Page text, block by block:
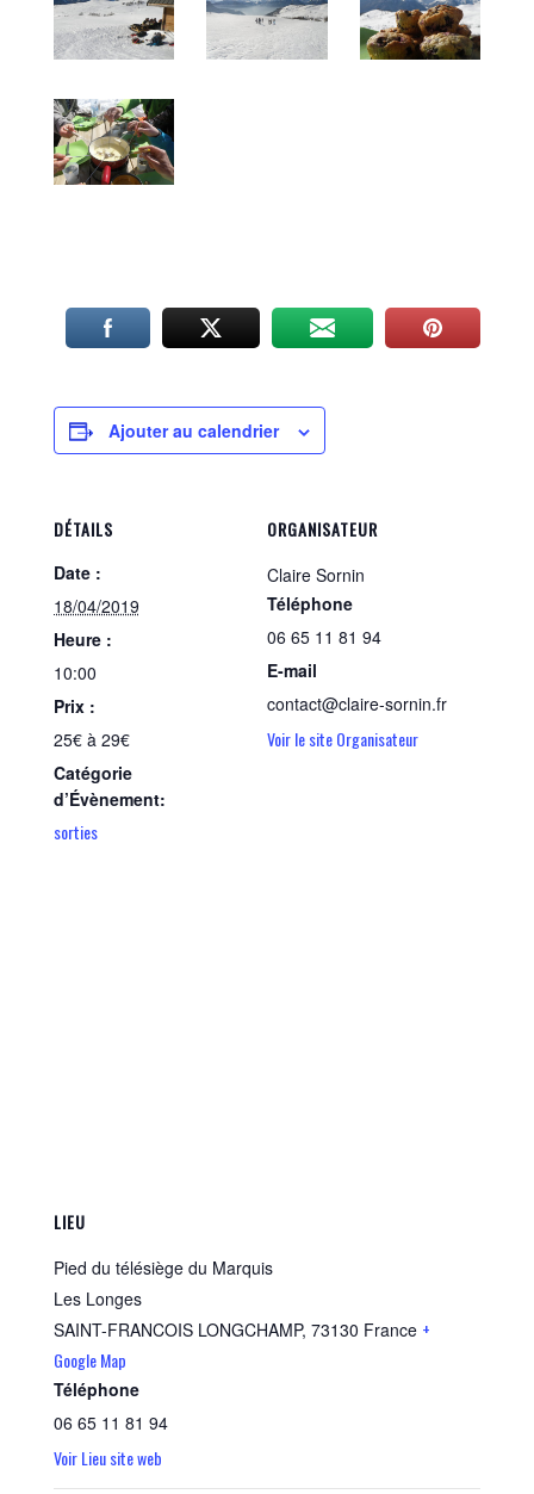
Ajouter au calendrier
DÉTAILS
Date :
18/04/2019
Heure :
10:00
Prix :
25€ à 29€
Catégorie
d’Évènement:
sorties
ORGANISATEUR
Claire Sornin
Téléphone
06 65 11 81 94
E-mail
contact@claire-sornin.fr
Voir le site Organisateur
LIEU
Pied du télésiège du Marquis
Les Longes
SAINT-FRANCOIS LONGCHAMP, 73130 France +
Google Map
Téléphone
06 65 11 81 94
Voir Lieu site web